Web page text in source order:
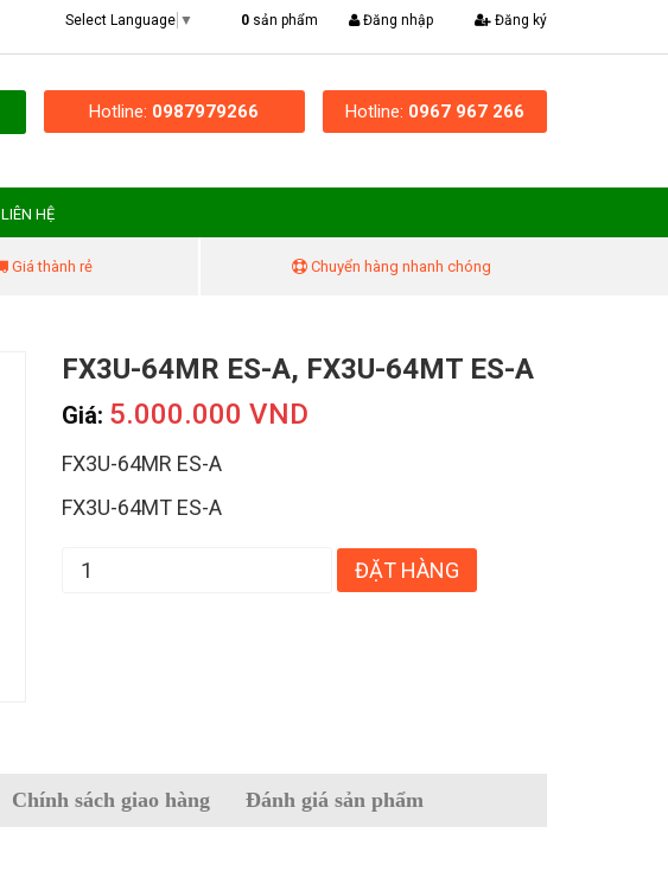
Select Language ▼ 0 sản phẩm Đăng nhập Đăng ký
Hotline: 0987979266 Hotline: 0967 967 266
LIÊN HỆ
Giá thành rẻ Chuyển hàng nhanh chóng
FX3U-64MR ES-A, FX3U-64MT ES-A
Giá: 5.000.000 VND
FX3U-64MR ES-A
FX3U-64MT ES-A
ĐẶT HÀNG
Chính sách giao hàng Đánh giá sản phẩm